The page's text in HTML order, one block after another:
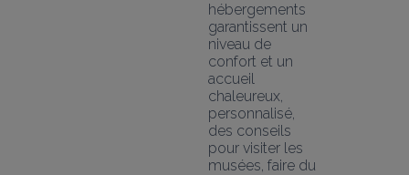
hébergements
garantissent un
niveau de
confort et un
accueil
chaleureux,
personnalisé,
des conseils
pour visiter les
musées, faire du